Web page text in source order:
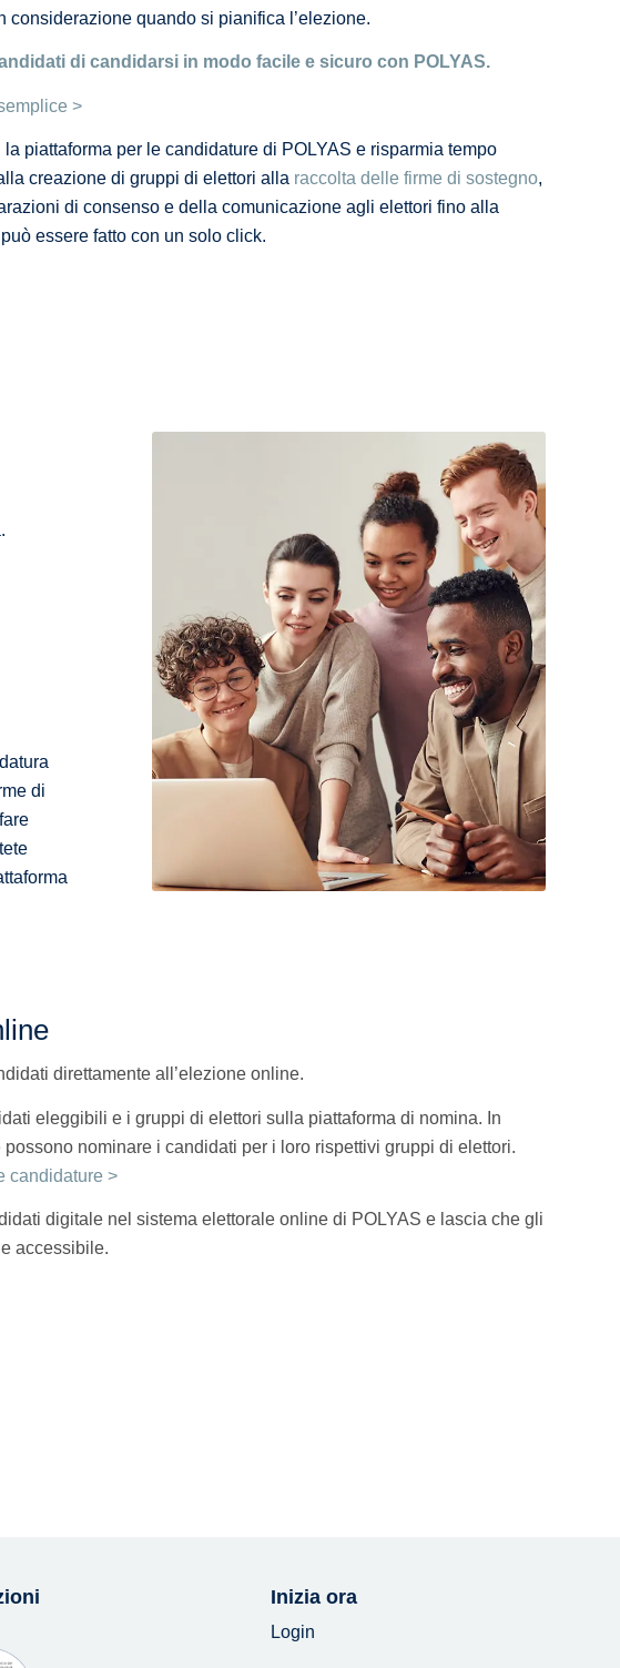
quando si pianifica l’elezione.
di candidarsi in modo facile e sicuro con POLYAS.
>
piattaforma per le candidature di POLYAS e risparmia tempo
creazione di gruppi di elettori alla raccolta delle firme di sostegno,
di consenso e della comunicazione agli elettori fino alla
essere fatto con un solo click.
di
direttamente all’elezione online.
eleggibili e i gruppi di elettori sulla piattaforma di nomina. In
nominare i candidati per i loro rispettivi gruppi di elettori.
candidature >
digitale nel sistema elettorale online di POLYAS e lascia che gli
accessibile.
Inizia ora
Login